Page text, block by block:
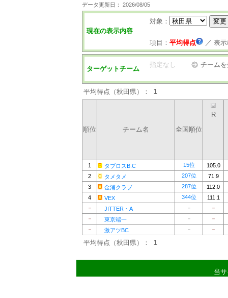
データ更新日： 2026/08/05
現在の表示内容
対象：
項目： 平均得点 ／ 表
ターゲットチーム
指定なし チーム
平均得点（秋田県）： 1
順位 チーム名 全国順位
R
1 タブロスB.C 15位
105.0
2
タメタメ 207位
71.9
3
金浦クラブ 287位
112.0
4
VEX 344位
111.1
－
JITTER・A －
－
－
東京端一 －
－
－
激アツBC － －
平均得点（秋田県）： 1
当